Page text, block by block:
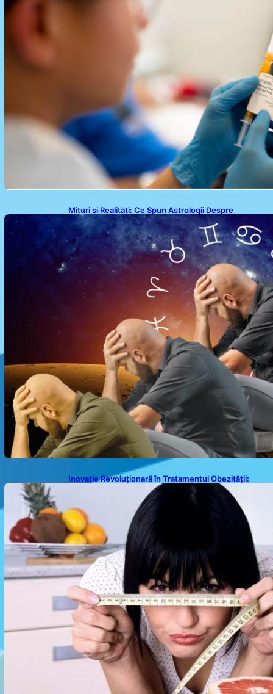
Mituri și Realități: Ce Spun Astrologii Despre
Sufletele Bătrâne și Lunile de Naștere
Inovație Revoluționară în Tratamentul Obezității:
Gastroplastie Endoscopică fără Bisturiu